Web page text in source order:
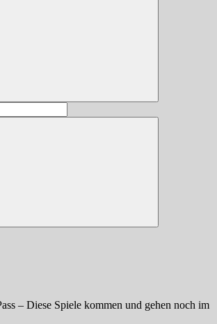
Suchen
– Diese Spiele kommen und gehen noch im